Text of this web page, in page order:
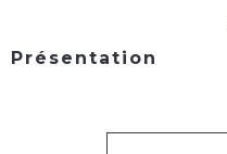
Présentation